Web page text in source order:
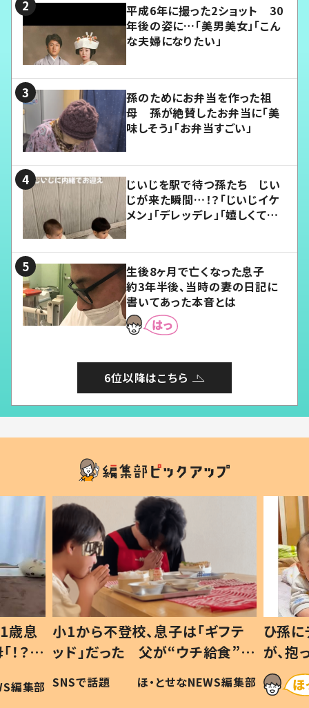
平成6年に撮った2ショット 30
年後の姿に…「美男美女」「こん
な夫婦になりたい」
孫のためにお弁当を作った祖
母 孫が絶賛したお弁当に「美
味しそう」「お弁当すごい」
じいじを駅で待つ孫たち じい
じが来た瞬間…！？「じいじイケ
メン」「デレッデレ」「嬉しくて可
生後8ヶ月で亡くなった息子
約3年半後、当時の妻の日記に
書いてあった本音とは
6位以降はこちら
歳息
？」
編集部
小1から不登校、息子は「ギフテ
ッド」だった 父が“ウチ給食”を
作り続ける理由とは #令和の親
#令和の子
SNSで話題 ほ・とせなNEWS編集部
ひ孫
が、
「涙が
い」